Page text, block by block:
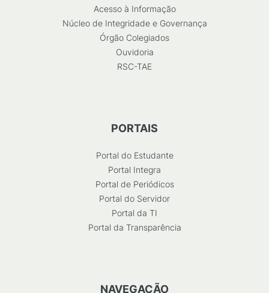
Acesso à Informação
Núcleo de Integridade e Governança
Órgão Colegiados
Ouvidoria
RSC-TAE
PORTAIS
Portal do Estudante
Portal Integra
Portal de Periódicos
Portal do Servidor
Portal da TI
Portal da Transparência
NAVEGAÇÃO